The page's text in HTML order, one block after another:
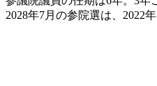
2028年7月の参院選は、 2022